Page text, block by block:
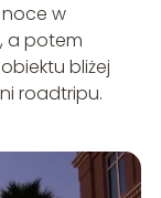
noce w
a potem
bliżej
roadtripu.